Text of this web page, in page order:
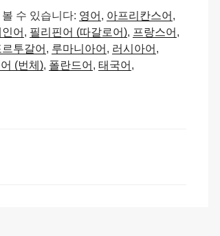
a
p
c
ar
e
수 있습니다: 영어
아프리칸스어
어 필리핀어 (따갈로어) 프랑스어
르투갈어 루마니아어
러시아어
(번체) 폴란드어
태국어